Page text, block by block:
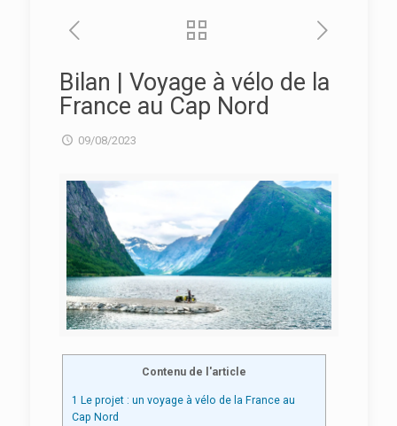
Bilan | Voyage à vélo de la
France au Cap Nord
09/08/2023
Contenu de l'article
1 Le projet : un voyage à vélo de la France au
Cap Nord